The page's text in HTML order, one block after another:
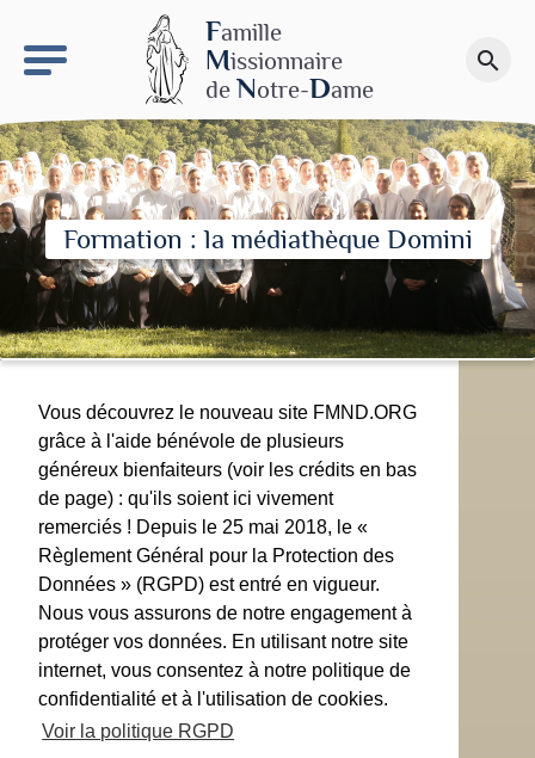
Famille
Missionnaire
de Notre-Dame
search
Faire un don
Formation : la médiathèque Domini
Vous découvrez le nouveau site FMND.ORG
grâce à l'aide bénévole de plusieurs
généreux bienfaiteurs (voir les crédits en bas
de page) : qu'ils soient ici vivement
remerciés ! Depuis le 25 mai 2018, le «
Règlement Général pour la Protection des
Données » (RGPD) est entré en vigueur.
Nous vous assurons de notre engagement à
protéger vos données. En utilisant notre site
internet, vous consentez à notre politique de
confidentialité et à l'utilisation de cookies.
Voir la politique RGPD